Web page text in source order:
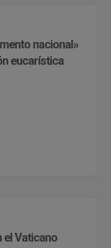
nacional»
eucarística
el Vaticano